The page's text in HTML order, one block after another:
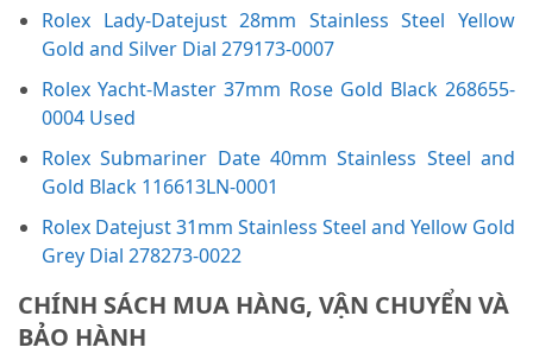
Rolex Lady-Datejust 28mm Stainless Steel Yellow
Gold and Silver Dial 279173-0007
Rolex Yacht-Master 37mm Rose Gold Black 268655-
0004 Used
Rolex Submariner Date 40mm Stainless Steel and
Gold Black 116613LN-0001
Rolex Datejust 31mm Stainless Steel and Yellow Gold
Grey Dial 278273-0022
CHÍNH SÁCH MUA HÀNG, VẬN CHUYỂN VÀ
BẢO HÀNH